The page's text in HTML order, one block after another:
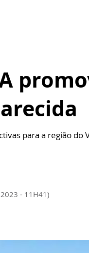
para a região do
- 11H41)